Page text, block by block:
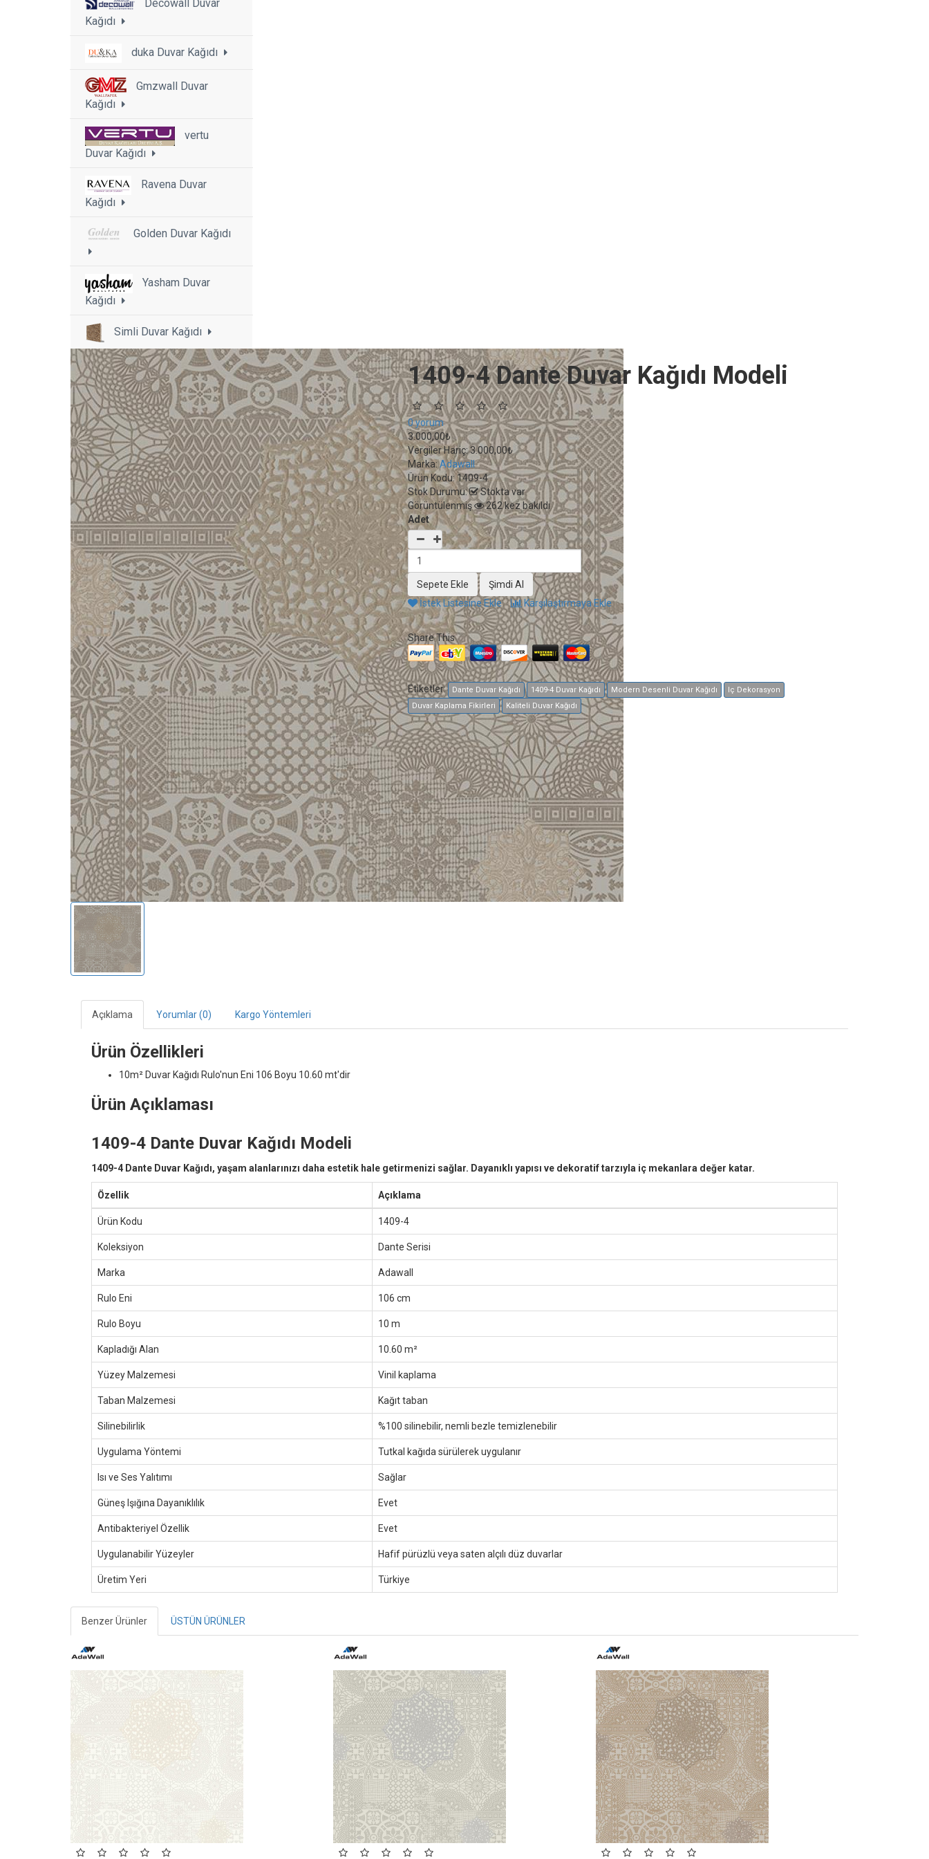
Decowall Duvar
Kağıdı
duka Duvar Kağıdı
Gmzwall Duvar
Kağıdı
vertu
Duvar Kağıdı
Ravena Duvar
Kağıdı
Golden Duvar Kağıdı
Yasham Duvar
Kağıdı
Simli Duvar Kağıdı
1409-4 Dante Duvar Kağıdı Modeli
0 yorum
3.000,00₺
Vergiler Hariç:3.000,00₺
Marka:Adawall
Ürün Kodu:1409-4
Stok Durumu:
Stokta var
Görüntülenmiş
262 kez bakıldı
Adet
İstek Listesine Ekle Karşılaştırmaya Ekle
Share This
Etiketler: Dante Duvar Kağıdı 1409-4 Duvar Kağıdı Modern Desenli Duvar Kağıdı
Iç Dekorasyon
Duvar Kaplama Fikirleri
Kaliteli Duvar Kağıdı
Açıklama Yorumlar (0) Kargo Yöntemleri
Ürün Özellikleri
10m² Duvar Kağıdı Rulo'nun Eni 106 Boyu 10.60 mt'dir
Ürün Açıklaması
1409-4 Dante Duvar Kağıdı Modeli
1409-4 Dante Duvar Kağıdı, yaşam alanlarınızı daha estetik hale getirmenizi sağlar. Dayanıklı yapısı ve dekoratif tarzıyla iç mekanlara değer katar.
Özellik Açıklama
Ürün Kodu 1409-4
Koleksiyon Dante Serisi
Marka Adawall
Rulo Eni 106 cm
Rulo Boyu 10 m
Kapladığı Alan 10.60 m²
Yüzey Malzemesi Vinil kaplama
Taban Malzemesi Kağıt taban
Silinebilirlik %100 silinebilir, nemli bezle temizlenebilir
Uygulama Yöntemi Tutkal kağıda sürülerek uygulanır
Isı ve Ses Yalıtımı Sağlar
Güneş Işığına Dayanıklılık Evet
Antibakteriyel Özellik Evet
Uygulanabilir Yüzeyler Hafif pürüzlü veya saten alçılı düz duvarlar
Üretim Yeri Türkiye
Benzer Ürünler ÜSTÜN ÜRÜNLER